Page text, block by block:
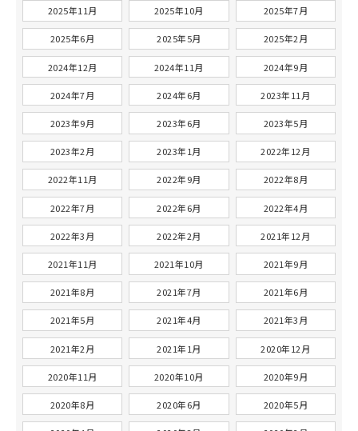
2025年11月 2025年10月 2025年7月
2025年6月 2025年5月 2025年2月
2024年12月 2024年11月 2024年9月
2024年7月 2024年6月 2023年11月
2023年9月 2023年6月 2023年5月
2023年2月 2023年1月 2022年12月
2022年11月 2022年9月 2022年8月
2022年7月 2022年6月 2022年4月
2022年3月 2022年2月 2021年12月
2021年11月 2021年10月 2021年9月
2021年8月 2021年7月 2021年6月
2021年5月 2021年4月 2021年3月
2021年2月 2021年1月 2020年12月
2020年11月 2020年10月 2020年9月
2020年8月 2020年6月 2020年5月